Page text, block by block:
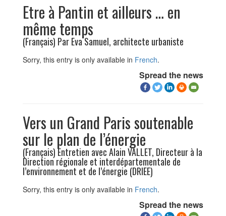
Etre à Pantin et ailleurs … en
même temps
(Français) Par Eva Samuel, architecte urbaniste
Sorry, this entry is only available in French.
Spread the news
Vers un Grand Paris soutenable
sur le plan de l’énergie
(Français) Entretien avec Alain VALLET, Directeur à la
Direction régionale et interdépartementale de
l’environnement et de l’énergie (DRIEE)
Sorry, this entry is only available in French.
Spread the news